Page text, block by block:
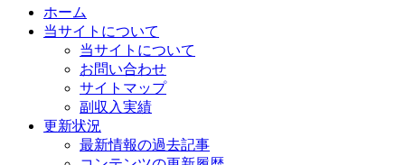
更新状況
最新情報の過去記事
コンテンツの更新履歴
ポイントサイト
ポイントサイトの基礎知識
ポイントサイトの比較・評価
アンケートサイト
アンケートサイトの基礎知識